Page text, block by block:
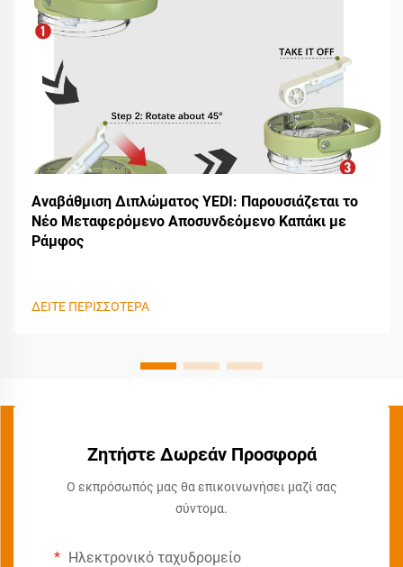
Αναβάθμιση Διπλώματος YEDI: Παρουσιάζεται το
Νέο Μεταφερόμενο Αποσυνδεόμενο Καπάκι με
Ράμφος
ΔΕΙΤΕ ΠΕΡΙΣΣΟΤΕΡΑ
Ζητήστε Δωρεάν Προσφορά
Ο εκπρόσωπός μας θα επικοινωνήσει μαζί σας
σύντομα.
Ηλεκτρονικό ταχυδρομείο